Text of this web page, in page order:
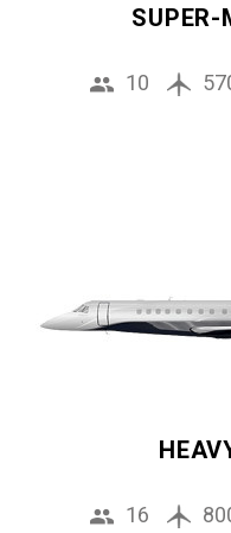
SUPER-
10
16